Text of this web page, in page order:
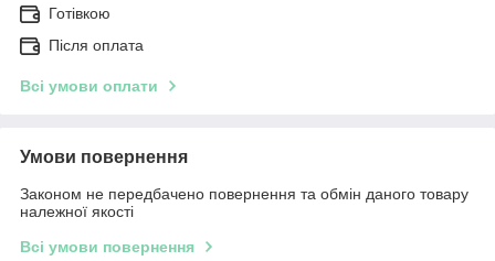
Готівкою
Після оплата
Всі умови оплати
Умови повернення
Законом не передбачено повернення та обмін даного товару
належної якості
Всі умови повернення